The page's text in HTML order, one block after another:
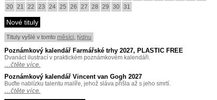
20 21 22 23 24 25 26 27 28 29 30 31
Nové tituly
Tituly vyšlé v tomto měsíci, týdnu
Poznámkový kalendář Farmářské trhy 2027, PLASTIC FREE
Dvanáct ilustrací v praktickém poznámkovém kalendáři.
…čtěte více.
Poznámkový kalendář Vincent van Gogh 2027
Buďte nablízku talentu malíře, jehož sláva přišla až s jeho smrtí.
…čtěte více.